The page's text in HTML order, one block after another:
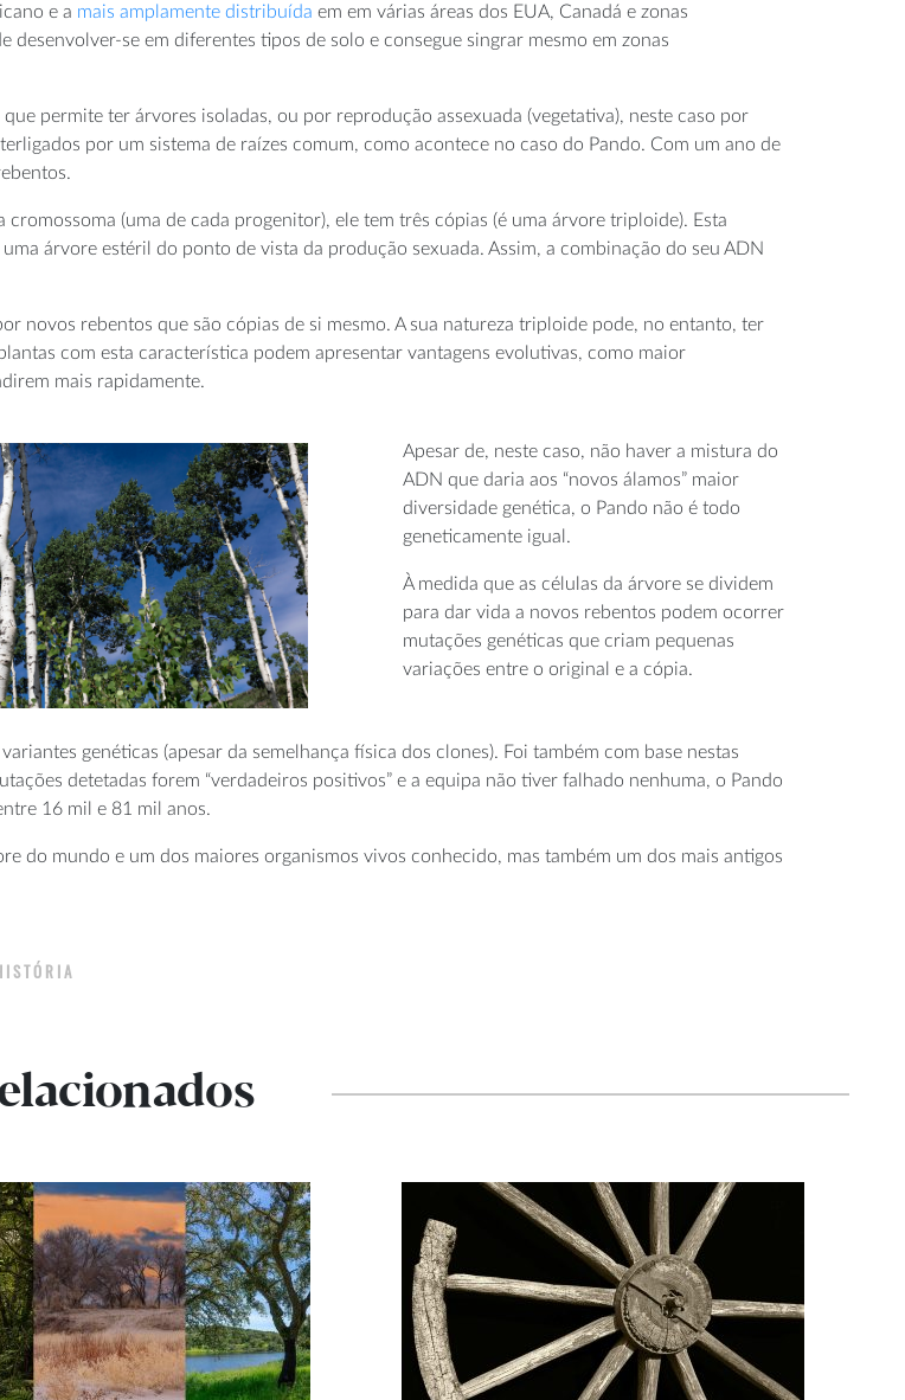
e a mais amplamente distribuída em em várias áreas dos EUA, Canadá e zonas
se em diferentes tipos de solo e consegue singrar mesmo em zonas
que permite ter árvores isoladas, ou por reprodução assexuada (vegetativa), neste caso por
por um sistema de raízes comum, como acontece no caso do Pando. Com um ano de
(uma de cada progenitor), ele tem três cópias (é uma árvore triploide). Esta
árvore estéril do ponto de vista da produção sexuada. Assim, a combinação do seu ADN
novos rebentos que são cópias de si mesmo. A sua natureza triploide pode, no entanto, ter
com esta característica podem apresentar vantagens evolutivas, como maior
mais rapidamente.
Apesar de, neste caso, não haver a mistura do
ADN que daria aos “novos álamos” maior
diversidade genética, o Pando não é todo
geneticamente igual.
À medida que as células da árvore se dividem
para dar vida a novos rebentos podem ocorrer
mutações genéticas que criam pequenas
variações entre o original e a cópia.
genéticas (apesar da semelhança física dos clones). Foi também com base nestas
detetadas forem “verdadeiros positivos” e a equipa não tiver falhado nenhuma, o Pando
16 mil e 81 mil anos.
do mundo e um dos maiores organismos vivos conhecido, mas também um dos mais antigos